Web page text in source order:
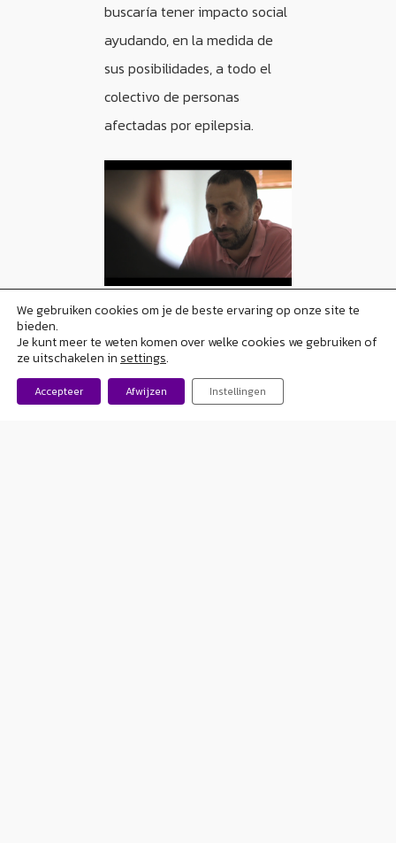
buscaría tener impacto social
ayudando, en la medida de
sus posibilidades, a todo el
colectivo de personas
afectadas por epilepsia.
We gebruiken cookies om je de beste ervaring op onze site te
bieden.
Je kunt meer te weten komen over welke cookies we gebruiken of
ze uitschakelen in settings.
Accepteer Afwijzen Instellingen